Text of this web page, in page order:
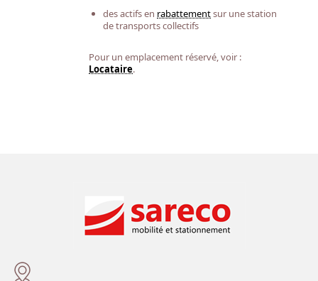
des actifs en rabattementsur une station
de transports collectifs
Pour un emplacement réservé, voir :
Locataire.